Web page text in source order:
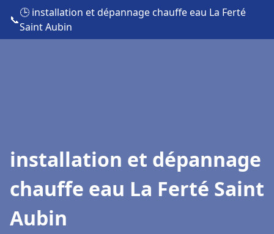
📞
🕒 installation et dépannage chauffe eau La Ferté
Saint Aubin
installation et dépannage
chauffe eau La Ferté Saint
Aubin